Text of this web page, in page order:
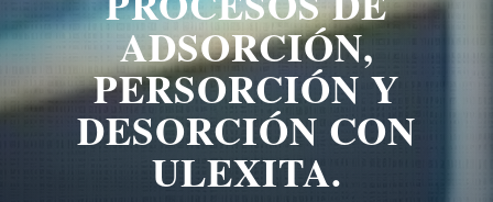
ADSORCIÓN,
PERSORCIÓN Y
DESORCIÓN CON
ULEXITA.